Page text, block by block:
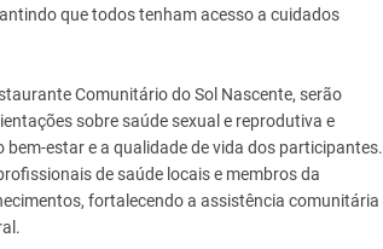
que todos tenham acesso a cuidados
Comunitário do Sol Nascente, serão
sobre saúde sexual e reprodutiva e
estar e a qualidade de vida dos participantes.
de saúde locais e membros da
fortalecendo a assistência comunitária